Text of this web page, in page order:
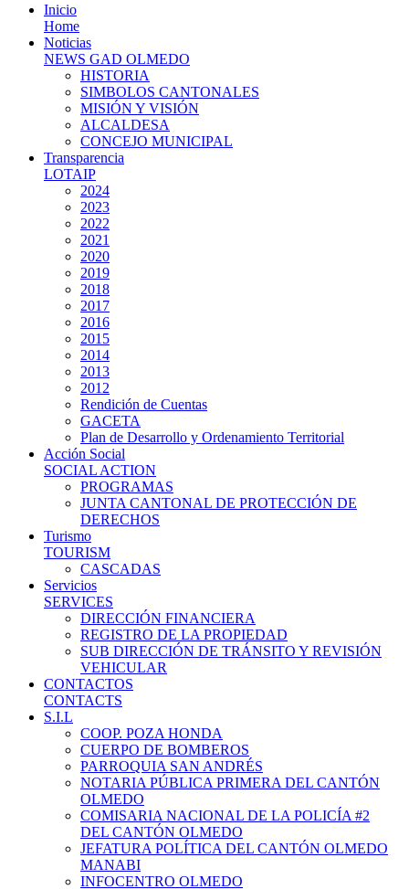
Inicio
Home
Noticias
NEWS GAD OLMEDO
HISTORIA
SIMBOLOS CANTONALES
MISIÓN Y VISIÓN
ALCALDESA
CONCEJO MUNICIPAL
Transparencia
LOTAIP
2024
2023
2022
2021
2020
2019
2018
2017
2016
2015
2014
2013
2012
Rendición de Cuentas
GACETA
Plan de Desarrollo y Ordenamiento Territorial
Acción Social
SOCIAL ACTION
PROGRAMAS
JUNTA CANTONAL DE PROTECCIÓN DE
DERECHOS
Turismo
TOURISM
CASCADAS
Servicios
SERVICES
DIRECCIÓN FINANCIERA
REGISTRO DE LA PROPIEDAD
SUB DIRECCIÓN DE TRÁNSITO Y REVISIÓN
VEHICULAR
CONTACTOS
CONTACTS
S.I.L
COOP. POZA HONDA
CUERPO DE BOMBEROS
PARROQUIA SAN ANDRÉS
NOTARIA PÚBLICA PRIMERA DEL CANTÓN
OLMEDO
COMISARIA NACIONAL DE LA POLICÍA #2
DEL CANTÓN OLMEDO
JEFATURA POLÍTICA DEL CANTÓN OLMEDO
MANABI
INFOCENTRO OLMEDO